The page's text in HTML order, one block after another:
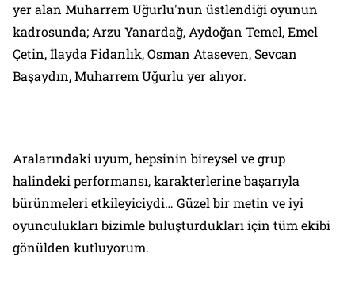
yer alan Muharrem Uğurlu'nun üstlendiği oyunun
kadrosunda; Arzu Yanardağ, Aydoğan Temel, Emel
Çetin, İlayda Fidanlık, Osman Ataseven, Sevcan
Başaydın, Muharrem Uğurlu yer alıyor.
Aralarındaki uyum, hepsinin bireysel ve grup
halindeki performansı, karakterlerine başarıyla
bürünmeleri etkileyiciydi… Güzel bir metin ve iyi
oyunculukları bizimle buluşturdukları için tüm ekibi
gönülden kutluyorum.